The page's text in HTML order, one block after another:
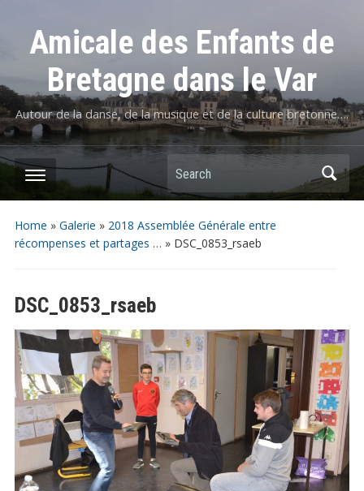
Amicale des Enfants de
Bretagne dans le Var
Autour de la danse, de la musique et de la culture bretonne….
Home » Galerie » 2018 Assemblée Générale entre
récompenses et partages … » DSC_0853_rsaeb
DSC_0853_rsaeb